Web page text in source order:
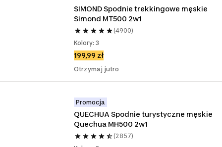
SIMOND Spodnie trekkingowe męskie
Simond MT500 2w1
(4900)
Kolory: 3
199,99 zł
Otrzymaj jutro
Promocja
QUECHUA Spodnie turystyczne męskie
Quechua MH500 2w1
(2857)